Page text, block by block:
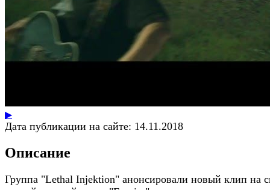
▶
Дата публикации на сайте: 14.11.2018
Описание
Группа "Lethal Injektion" анонсировали новый клип на